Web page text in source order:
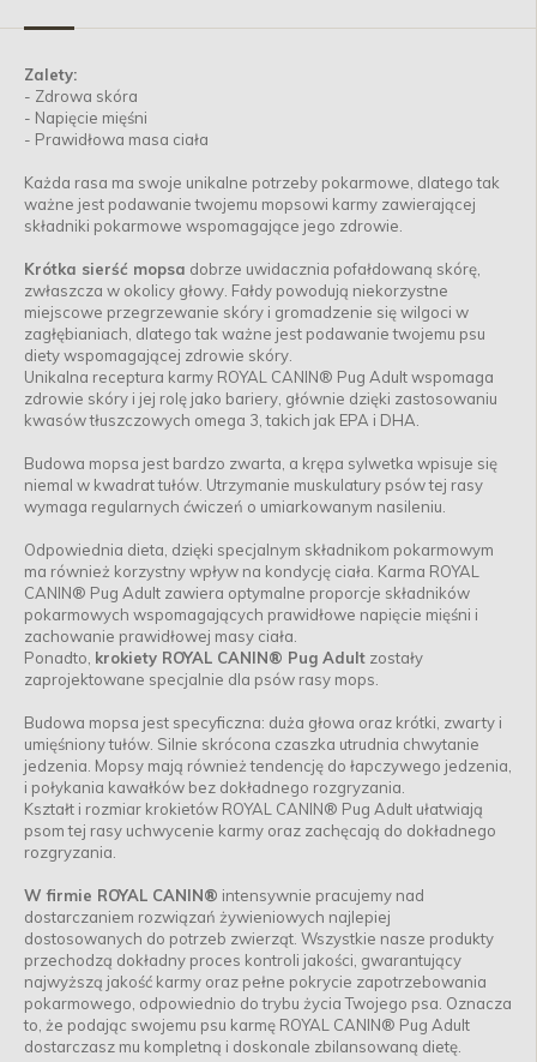
Zalety:
- Zdrowa skóra
- Napięcie mięśni
- Prawidłowa masa ciała
Każda rasa ma swoje unikalne potrzeby pokarmowe, dlatego tak
ważne jest podawanie twojemu mopsowi karmy zawierającej
składniki pokarmowe wspomagające jego zdrowie.
Krótka sierść mopsa dobrze uwidacznia pofałdowaną skórę,
zwłaszcza w okolicy głowy. Fałdy powodują niekorzystne
miejscowe przegrzewanie skóry i gromadzenie się wilgoci w
zagłębianiach, dlatego tak ważne jest podawanie twojemu psu
diety wspomagającej zdrowie skóry.
Unikalna receptura karmy ROYAL CANIN® Pug Adult wspomaga
zdrowie skóry i jej rolę jako bariery, głównie dzięki zastosowaniu
kwasów tłuszczowych omega 3, takich jak EPA i DHA.
Budowa mopsa jest bardzo zwarta, a krępa sylwetka wpisuje się
niemal w kwadrat tułów. Utrzymanie muskulatury psów tej rasy
wymaga regularnych ćwiczeń o umiarkowanym nasileniu.
Odpowiednia dieta, dzięki specjalnym składnikom pokarmowym
ma również korzystny wpływ na kondycję ciała. Karma ROYAL
CANIN® Pug Adult zawiera optymalne proporcje składników
pokarmowych wspomagających prawidłowe napięcie mięśni i
zachowanie prawidłowej masy ciała.
Ponadto, krokiety ROYAL CANIN® Pug Adult zostały
zaprojektowane specjalnie dla psów rasy mops.
Budowa mopsa jest specyficzna: duża głowa oraz krótki, zwarty i
umięśniony tułów. Silnie skrócona czaszka utrudnia chwytanie
jedzenia. Mopsy mają również tendencję do łapczywego jedzenia,
i połykania kawałków bez dokładnego rozgryzania.
Kształt i rozmiar krokietów ROYAL CANIN® Pug Adult ułatwiają
psom tej rasy uchwycenie karmy oraz zachęcają do dokładnego
rozgryzania.
W firmie ROYAL CANIN® intensywnie pracujemy nad
dostarczaniem rozwiązań żywieniowych najlepiej
dostosowanych do potrzeb zwierząt. Wszystkie nasze produkty
przechodzą dokładny proces kontroli jakości, gwarantujący
najwyższą jakość karmy oraz pełne pokrycie zapotrzebowania
pokarmowego, odpowiednio do trybu życia Twojego psa. Oznacza
to, że podając swojemu psu karmę ROYAL CANIN® Pug Adult
dostarczasz mu kompletną i doskonale zbilansowaną dietę.